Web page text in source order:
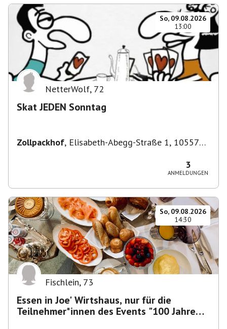
So, 09.08.2026
13:00
NetterWolf, 72
Skat JEDEN Sonntag
Zollpackhof, Elisabeth-Abegg-Straße 1, 10557
3
ANMELDUNGEN
So, 09.08.2026
14:30
Fischlein, 73
Essen in Joe' Wirtshaus, nur für die
Teilnehmer*innen des Events "100 Jahre